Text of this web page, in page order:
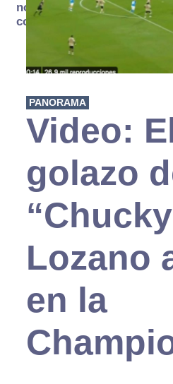
no se
consume
PANORAMA
Video:
golazo
Lozano
en la